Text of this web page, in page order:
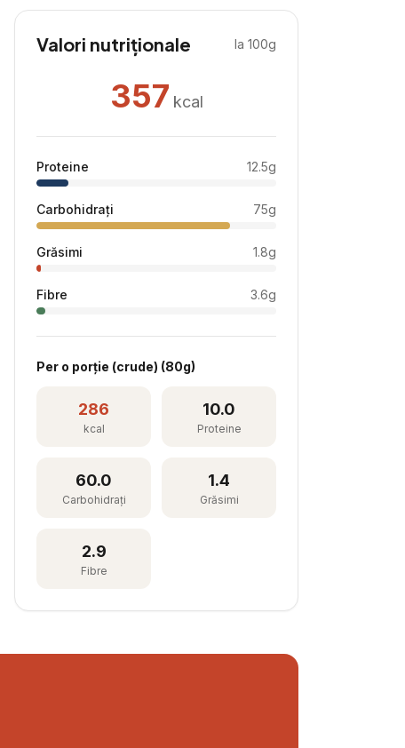
Valori nutriționale la 100g
357 kcal
Proteine 12.5g
Carbohidrați 75g
Grăsimi 1.8g
Fibre 3.6g
Per o porție (crude) (80g)
286
kcal
10.0
Proteine
60.0
Carbohidrați
1.4
Grăsimi
2.9
Fibre